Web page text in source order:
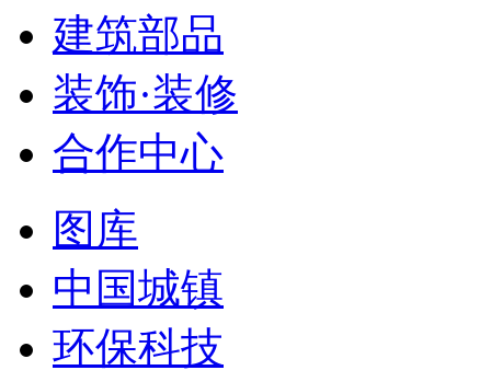
建筑部品
装饰·装修
合作中心
图库
中国城镇
环保科技